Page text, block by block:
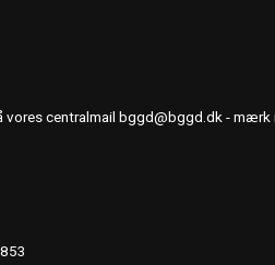
centralmail bggd@bggd.dk - mærk